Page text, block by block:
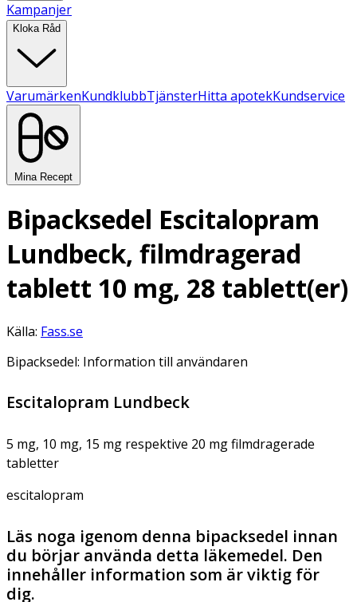
Kampanjer
Kloka Råd
VarumärkenKundklubbTjänsterHitta apotekKundservice
Mina Recept
Bipacksedel Escitalopram
Lundbeck, filmdragerad
tablett 10 mg, 28 tablett(er)
Källa: Fass.se
Bipacksedel: Information till användaren
Escitalopram Lundbeck
5 mg, 10 mg, 15 mg respektive 20 mg filmdragerade
tabletter
escitalopram
Läs noga igenom denna bipacksedel innan
du börjar använda detta läkemedel. Den
innehåller information som är viktig för
dig.